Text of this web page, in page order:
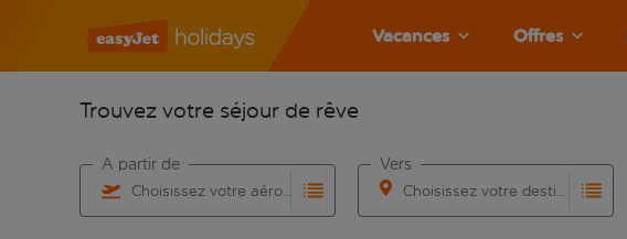
Vacances Offres
Trouvez votre séjour de rêve
Choisissez votre aéroport
À partir de
Choisissez votre destination
Vers